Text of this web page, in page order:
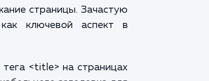
страницы. Зачастую
ключевой аспект в
<title> на страницах